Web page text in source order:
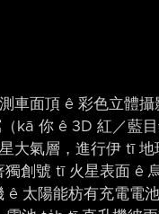
車面頂 ê 彩色立體攝
kā 你 ê 3D 紅／藍
大氣層，進行伊 tī
獨創號 tī 火星表面 ê
太陽能枋有充電電